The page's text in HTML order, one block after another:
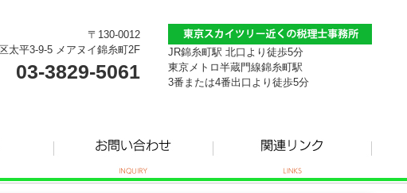
〒130-0012
太平3-9-5 メアヌイ錦糸町2F
03-3829-5061
JR錦糸町駅 北口より徒歩5分
東京メトロ半蔵門線錦糸町駅
3番または4番出口より徒歩5分